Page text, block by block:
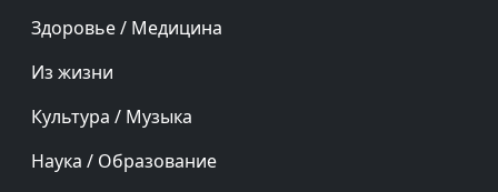
Здоровье / Медицина
Из жизни
Культура / Музыка
Наука / Образование